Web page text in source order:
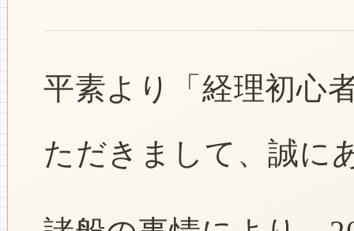
平素より「経理初心
ただきまして、誠に